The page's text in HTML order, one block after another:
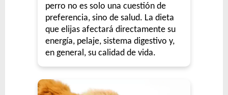
perro no es solo una cuestión de
preferencia, sino de salud. La dieta
que elijas afectará directamente su
energía, pelaje, sistema digestivo y,
en general, su calidad de vida.